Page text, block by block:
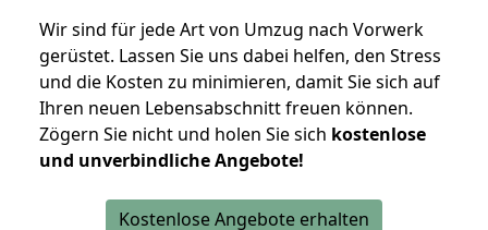
Wir sind für jede Art von Umzug nach Vorwerk
gerüstet. Lassen Sie uns dabei helfen, den Stress
und die Kosten zu minimieren, damit Sie sich auf
Ihren neuen Lebensabschnitt freuen können.
Zögern Sie nicht und holen Sie sich kostenlose
und unverbindliche Angebote!
Kostenlose Angebote erhalten